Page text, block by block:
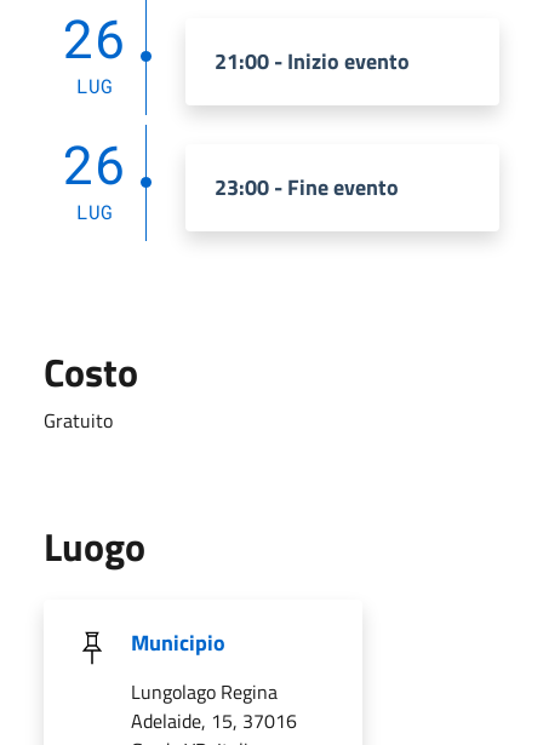
26
LUG
21:00 - Inizio evento
26
LUG
23:00 - Fine evento
Costo
Gratuito
Luogo
Municipio
Lungolago Regina
Adelaide, 15, 37016